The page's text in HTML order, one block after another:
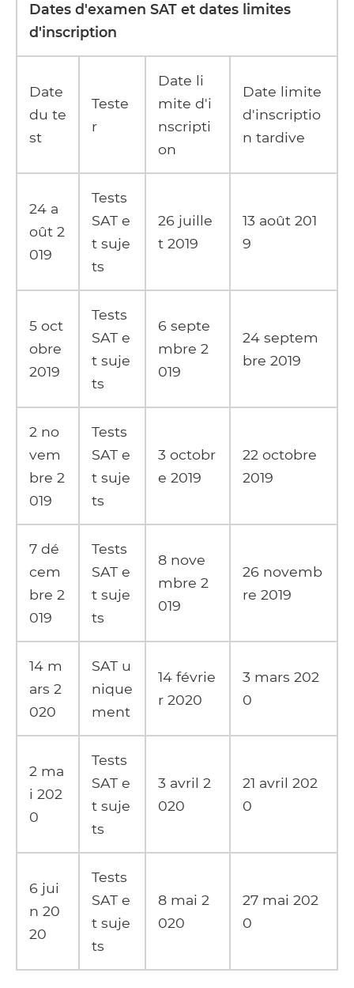
Dates d'examen SAT et dates limites
d'inscription
Date
du te
st
Teste
r
Date li
mite d'i
nscripti
on
Date limite
d'inscriptio
n tardive
24 a
oût 2
019
Tests
SAT e
t suje
ts
26 juille
t 2019
13 août 201
9
5 oct
obre
2019
Tests
SAT e
t suje
ts
6 septe
mbre 2
019
24 septem
bre 2019
2 no
vem
bre 2
019
Tests
SAT e
t suje
ts
3 octobr
e 2019
22 octobre
2019
7 dé
cem
bre 2
019
Tests
SAT e
t suje
ts
8 nove
mbre 2
019
26 novemb
re 2019
14 m
ars 2
020
SAT u
nique
ment
14 févrie
r 2020
3 mars 202
0
2 ma
i 202
0
Tests
SAT e
t suje
ts
3 avril 2
020
21 avril 202
0
6 jui
n 20
20
Tests
SAT e
t suje
ts
8 mai 2
020
27 mai 202
0